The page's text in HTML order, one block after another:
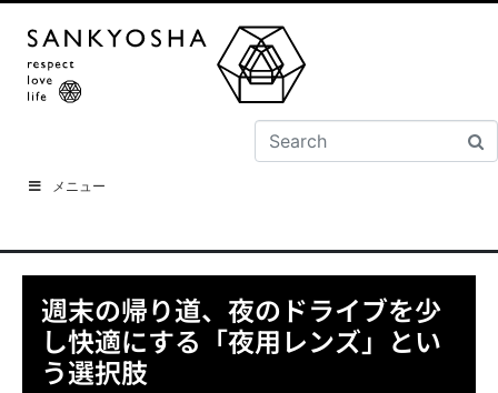
メニュー
週末の帰り道、夜のドライブを少
し快適にする「夜用レンズ」とい
う選択肢